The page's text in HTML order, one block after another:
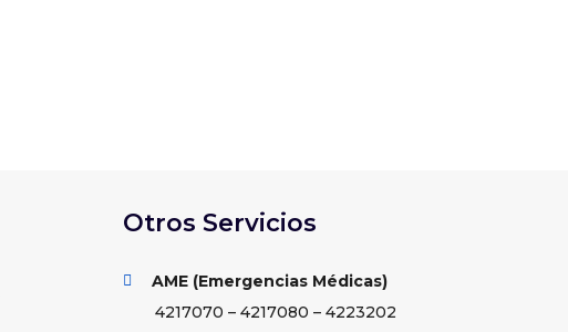
Otros Servicios

AME (Emergencias Médicas)
4217070 – 4217080 – 4223202